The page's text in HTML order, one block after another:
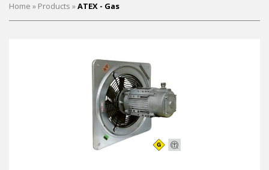
Home » Products »ATEX - Gas